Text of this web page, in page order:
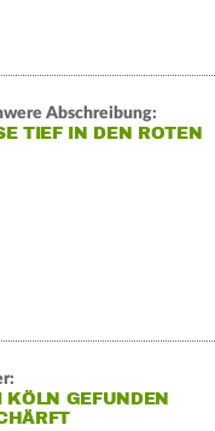
Abschreibung:
TIEF IN DEN ROTEN
KÖLN GEFUNDEN